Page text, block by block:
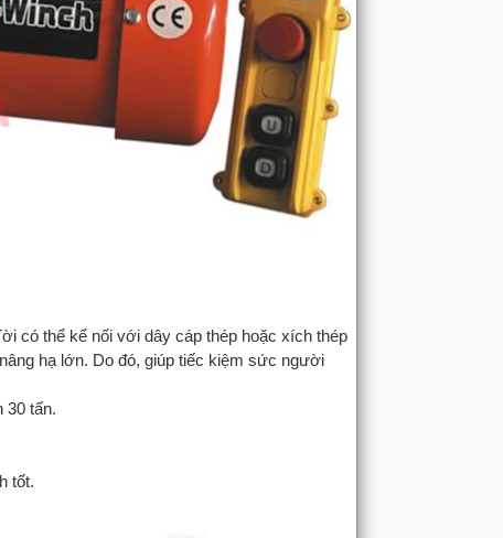
có thể kể nối với dây cáp thép hoặc xích thép
hạ lớn. Do đó, giúp tiếc kiệm sức người
30 tấn.
tốt.